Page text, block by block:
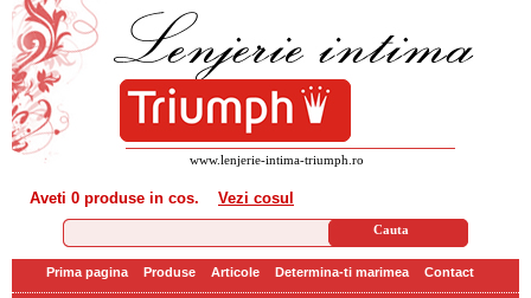
www.lenjerie-intima-triumph.ro
Aveti 0 produse in cos. Vezi cosul
Prima pagina Produse Articole Determina-ti marimea Contact